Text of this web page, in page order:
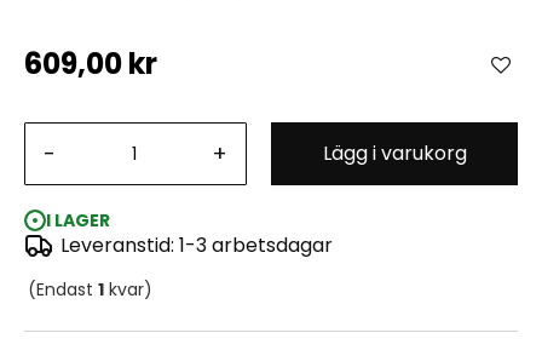
609,00 kr
- + Lägg i varukorg
I LAGER
Leveranstid: 1-3 arbetsdagar
(Endast 1 kvar)